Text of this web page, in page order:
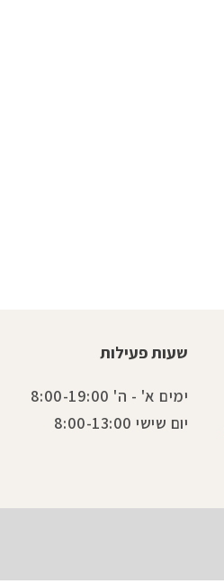
שעות פעילות
ימים א' - ה' 8:00-19:00
יום שישי 8:00-13:00